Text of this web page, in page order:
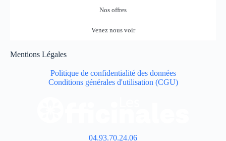
Nos offres
Venez nous voir
Mentions Légales
Politique de confidentialité des données
Conditions générales d'utilisation (CGU)
04.93.70.24.06